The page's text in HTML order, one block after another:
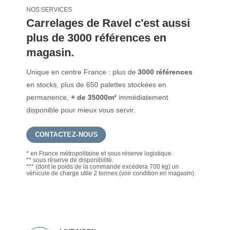
NOS SERVICES
Carrelages de Ravel c'est aussi
plus de 3000 références en
magasin.
Unique en centre France : plus de3000 références
en stocks, plus de 650 palettes stockées en
permanence,+ de 35000m² immédiatement
disponible pour mieux vous servir.
CONTACTEZ-NOUS
* en France métropolitaine et sous réserve logistique.
** sous réserve de disponibilité.
*** (dont le poids de la commande excèdera 700 kg) un
véhicule de charge utile 2 tonnes.(voir condition en magasin).